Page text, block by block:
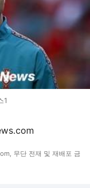
1
무단 전재 및 재배포 금